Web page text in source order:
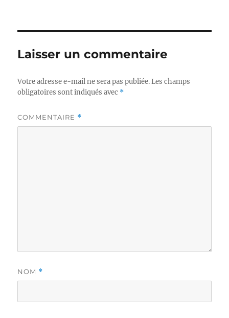
Laisser un commentaire
Votre adresse e-mail ne sera pas publiée. Les champs
obligatoires sont indiqués avec *
COMMENTAIRE *
NOM *